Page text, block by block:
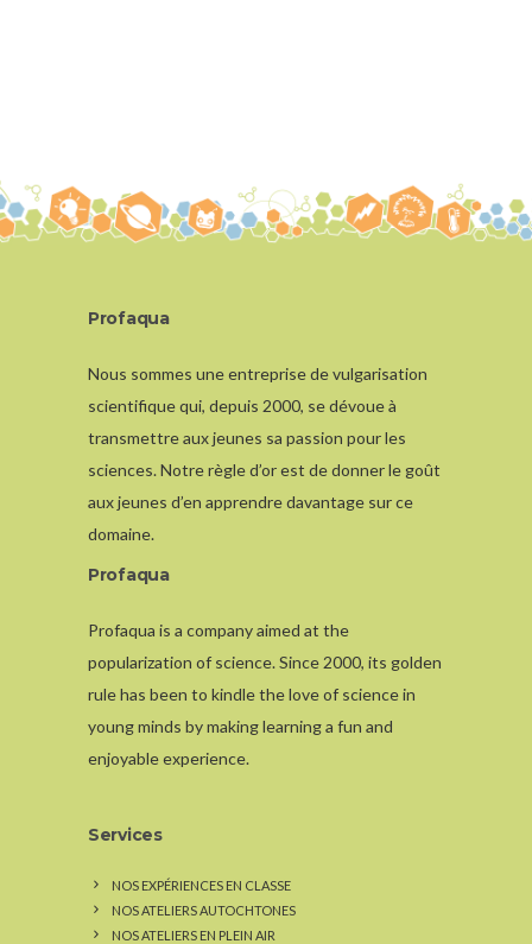
Profaqua
Nous sommes une entreprise de vulgarisation
scientifique qui, depuis 2000, se dévoue à
transmettre aux jeunes sa passion pour les
sciences. Notre règle d’or est de donner le goût
aux jeunes d’en apprendre davantage sur ce
domaine.
Profaqua
Profaqua is a company aimed at the
popularization of science. Since 2000, its golden
rule has been to kindle the love of science in
young minds by making learning a fun and
enjoyable experience.
Services
NOS EXPÉRIENCES EN CLASSE
NOS ATELIERS AUTOCHTONES
NOS ATELIERS EN PLEIN AIR